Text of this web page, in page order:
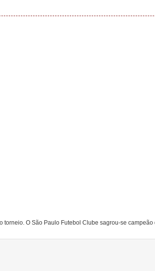
O São Paulo Futebol Clube sagrou-se